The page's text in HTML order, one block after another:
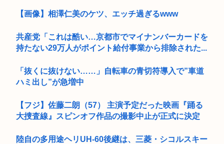
【画像】相澤仁美のケツ、エッチ過ぎるwww
共産党「これは酷い…京都市でマイナンバーカードを
持たない29万人がポイント給付事業から排除された...
「抜くに抜けない……」自転車の青切符導入で”車道
ハミ出し”が急増中
【フジ】佐藤二朗（57） 主演予定だった映画『踊る
大捜査線』スピンオフ作品の撮影中止が正式に決定
陸自の多用途ヘリUH-60後継は、三菱・シコルスキー